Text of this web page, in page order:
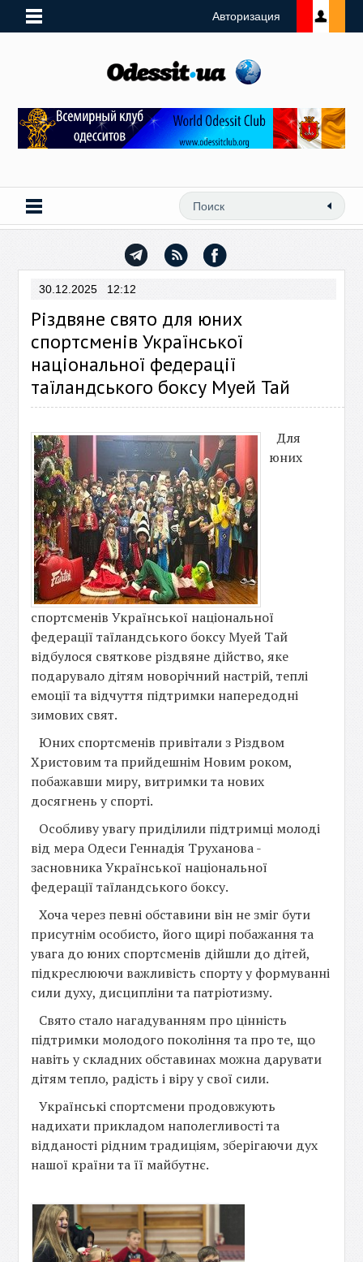
Авторизация
30.12.2025 12:12
Різдвяне свято для юних
спортсменів Української
національної федерації
таїландського боксу Муей Тай
Для
юних
спортсменів Української національної
федерації таїландського боксу Муей Тай
відбулося святкове різдвяне дійство, яке
подарувало дітям новорічний настрій, теплі
емоції та відчуття підтримки напередодні
зимових свят.
Юних спортсменів привітали з Різдвом
Христовим та прийдешнім Новим роком,
побажавши миру, витримки та нових
досягнень у спорті.
Особливу увагу приділили підтримці молоді
від мера Одеси Геннадія Труханова -
засновника Української національної
федерації таїландського боксу.
Хоча через певні обставини він не зміг бути
присутнім особисто, його щирі побажання та
увага до юних спортсменів дійшли до дітей,
підкреслюючи важливість спорту у формуванні
сили духу, дисципліни та патріотизму.
Свято стало нагадуванням про цінність
підтримки молодого покоління та про те, що
навіть у складних обставинах можна дарувати
дітям тепло, радість і віру у свої сили.
Українські спортсмени продовжують
надихати прикладом наполегливості та
відданості рідним традиціям, зберігаючи дух
нашої країни та її майбутнє.